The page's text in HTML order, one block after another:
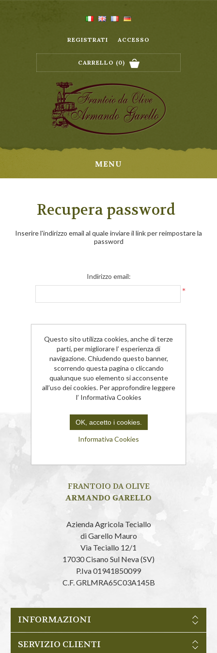
REGISTRATI ACCESSO
CARRELLO (0)
MENU
Recupera password
Inserire l'indirizzo email al quale inviare il link per reimpostare la
password
Indirizzo email:
*
FRANTOIO DA OLIVE
ARMANDO GARELLO
Azienda Agricola Teciallo
di Garello Mauro
Via Teciallo 12/1
17030 Cisano Sul Neva (SV)
P.Iva 01941850099
C.F. GRLMRA65C03A145B
INFORMAZIONI
SERVIZIO CLIENTI
Questo sito utilizza cookies, anche di terze
parti, per migliorare l’ esperienza di
navigazione. Chiudendo questo banner,
scorrendo questa pagina o cliccando
qualunque suo elemento si acconsente
all’uso dei cookies. Per approfondire leggere
l’ Informativa Cookies
OK, accetto i cookies.
Informativa Cookies